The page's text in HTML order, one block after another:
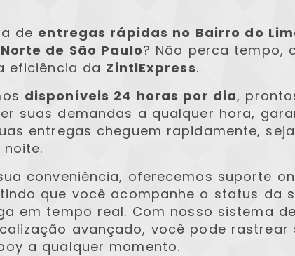
de entregas rápidas no Bairro do
de São Paulo? Não perca tempo,
eficiência da ZintlExpress.
disponíveis 24 horas por dia,
suas demandas a qualquer hora,
entregas cheguem rapidamente,
conveniência, oferecemos suporte
que você acompanhe o status da
em tempo real. Com nosso sistema de
avançado, você pode rastrear
a qualquer momento.